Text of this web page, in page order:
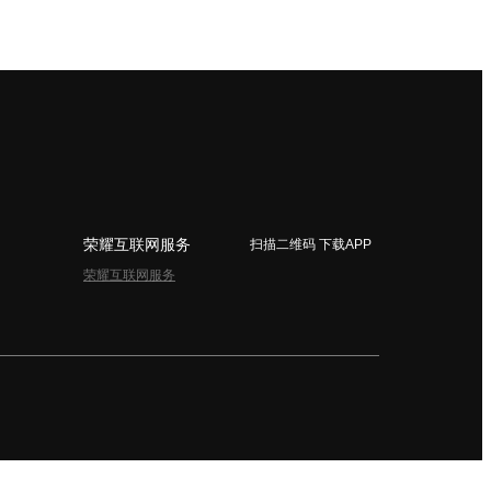
荣耀互联网服务
荣耀互联网服务
扫描二维码 下载APP